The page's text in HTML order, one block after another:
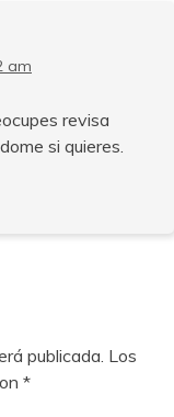
am
revisa
si quieres.
publicada. Los
*